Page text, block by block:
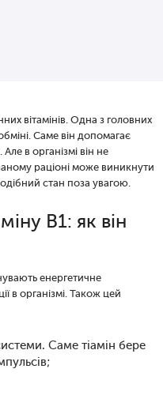
вітамінів. Одна з головних
Саме він допомагає
в організмі він не
раціоні може виникнути
стан поза увагою.
B1: як він
енергетичне
в організмі. Також цей
Саме тіамін бере